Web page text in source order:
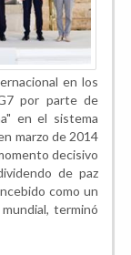
en los
por parte de
en el sistema
marzo de 2014
decisivo
de paz
como un
terminó